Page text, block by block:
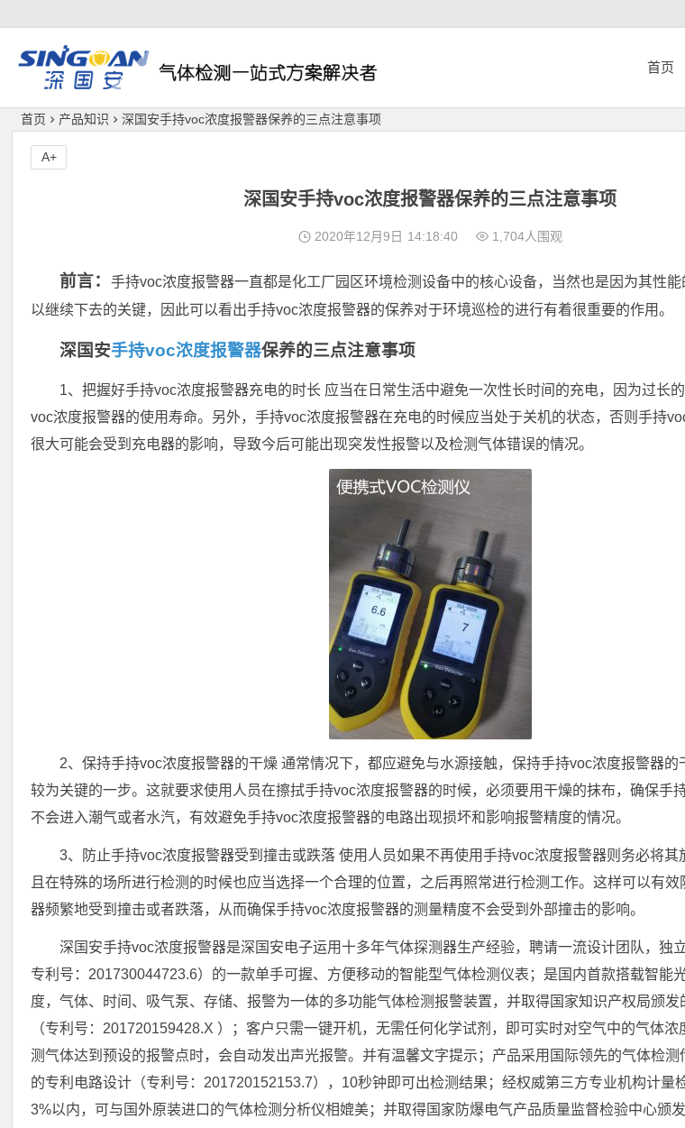
深国安
首页
首页 产品知识 深国安手持voc浓度报警器保养的三点注意事项
深国安手持voc浓度报警器保养的三点注意事项
2020年12月9日 14:18:40 1,704人围观
前言：手持voc浓度报警器一直都是化工厂园区环境检测设备中的核心设备，当然也是因为其性
以继续下去的关键，因此可以看出手持voc浓度报警器的保养对于环境巡检的进行有着很重要的作用。
深国安手持voc浓度报警器保养的三点注意事项
1、把握好手持voc浓度报警器充电的时长 应当在日常生活中避免一次性长时间的充电，因为过长
voc浓度报警器的使用寿命。另外，手持voc浓度报警器在充电的时候应当处于关机的状态，否则手持
很大可能会受到充电器的影响，导致今后可能出现突发性报警以及检测气体错误的情况。
2、保持手持voc浓度报警器的干燥 通常情况下，都应避免与水源接触，保持手持voc浓度报警器的
较为关键的一步。这就要求使用人员在擦拭手持voc浓度报警器的时候，必须要用干燥的抹布，确保手
不会进入潮气或者水汽，有效避免手持voc浓度报警器的电路出现损坏和影响报警精度的情况。
3、防止手持voc浓度报警器受到撞击或跌落 使用人员如果不再使用手持voc浓度报警器则务必将其
且在特殊的场所进行检测的时候也应当选择一个合理的位置，之后再照常进行检测工作。这样可以有
器频繁地受到撞击或者跌落，从而确保手持voc浓度报警器的测量精度不会受到外部撞击的影响。
深国安手持voc浓度报警器是深国安电子运用十多年气体探测器生产经验，聘请一流设计团队，独
专利号：201730044723.6）的一款单手可握、方便移动的智能型气体检测仪表；是国内首款搭载智能
度，气体、时间、吸气泵、存储、报警为一体的多功能气体检测报警装置，并取得国家知识产权局颁发
（专利号：201720159428.X ）；客户只需一键开机，无需任何化学试剂，即可实时对空气中的气体
测气体达到预设的报警点时，会自动发出声光报警。并有温馨文字提示；产品采用国际领先的气体检测
的专利电路设计（专利号：201720152153.7），10秒钟即可出检测结果；经权威第三方专业机构计量
3%以内，可与国外原装进口的气体检测分析仪相媲美；并取得国家防爆电气产品质量监督检验中心颁
A+